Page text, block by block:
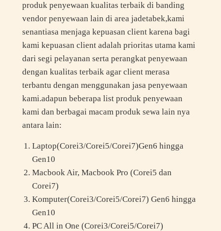
produk penyewaan kualitas terbaik di banding
vendor penyewaan lain di area jadetabek,kami
senantiasa menjaga kepuasan client karena bagi
kami kepuasan client adalah prioritas utama kami
dari segi pelayanan serta perangkat penyewaan
dengan kualitas terbaik agar client merasa
terbantu dengan menggunakan jasa penyewaan
kami.adapun beberapa list produk penyewaan
kami dan berbagai macam produk sewa lain nya
antara lain:
Laptop(Corei3/Corei5/Corei7)Gen6 hingga
Gen10
Macbook Air, Macbook Pro (Corei5 dan
Corei7)
Komputer(Corei3/Corei5/Corei7) Gen6 hingga
Gen10
PC All in One (Corei3/Corei5/Corei7)